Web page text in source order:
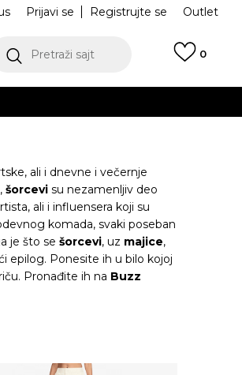
Outlet
Prijavi se Registrujte se
Pretraži sajt 0
ali i dnevne i večernje
šorcevi su nezamenljiv deo
ali i influensera koji su
komada, svaki poseban
je što se šorcevi, uz majice,
epilog. Ponesite ih u bilo kojoj
Pronađite ih na Buzz